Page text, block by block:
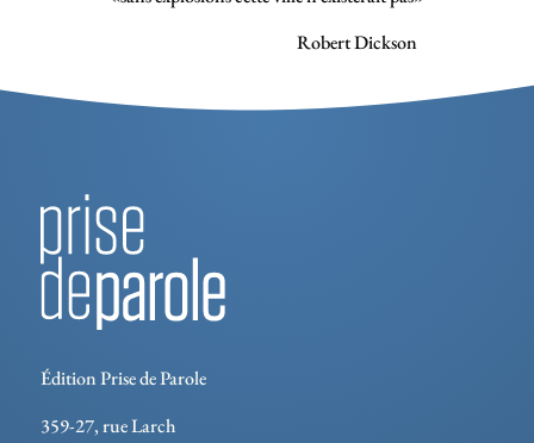
Robert Dickson
Édition Prise de Parole
359-27, rue Larch